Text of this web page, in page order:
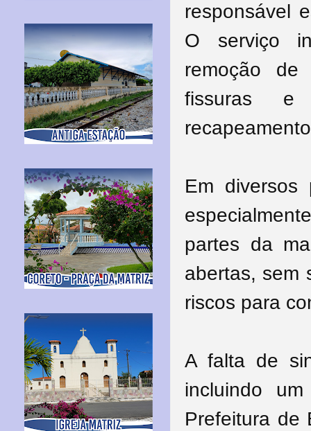
responsável
O serviço
remoção
fissuras e
Em
partes da
abertas, sem
riscos para
A falta de
incluindo
Prefeitura de